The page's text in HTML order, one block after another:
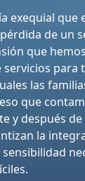
exequial que
de un
que
para
las
que
y después
la